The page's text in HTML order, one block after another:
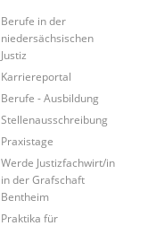
Berufe in der
niedersächsischen
Justiz
Karriereportal
Berufe - Ausbildung
Stellenausschreibung
Praxistage
Werde Justizfachwirt/in
in der Grafschaft
Bentheim
Praktika für